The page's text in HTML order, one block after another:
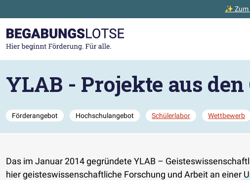
✨ Zum
Zur Startseite gehen
YLAB - Projekte aus
Förderangebot Hochschulangebot Schülerlabor Wettbewerb
Das im Januar 2014 gegründete YLAB –
hier geisteswissenschaftliche Forschung und Arbeit an einer